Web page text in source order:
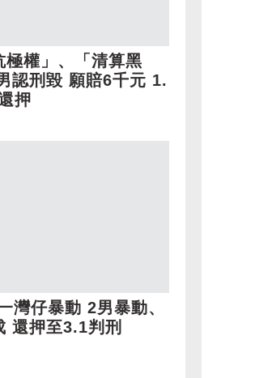
極權」、「清算黑
認刑毀 願賠6千元 1.
押
灣仔暴動 2男暴動、
還押至3.1判刑